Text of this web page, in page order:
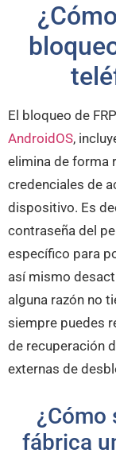
El bloqueo de
AndroidOS,
elimina de forma
credenciales de
dispositivo. Es
contraseña del
específico para
así mismo
alguna razón no
siempre puedes
de recuperación
externas de
¿Cómo
fábrica